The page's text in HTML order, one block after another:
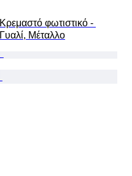
Κρεμαστό φωτιστικό -
Γυαλί, Μέταλλο